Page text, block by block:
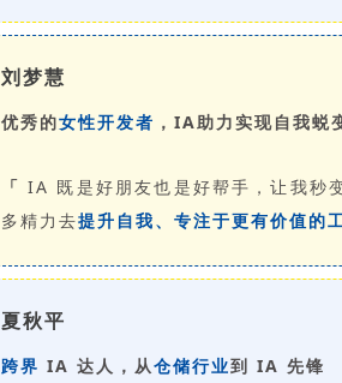
刘梦慧
优秀的女性开发者 ，IA助力实现自我蜕
「IA 既是好朋友也是好帮手，让我秒
多精力去提升自我、专注于更有价值的
夏秋平
跨界 IA 达人，从仓储行业到 IA 先锋